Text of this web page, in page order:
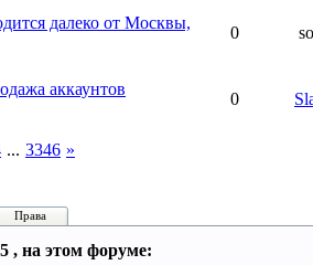
далеко от Москвы,
0
аккаунтов
0
... 3346 »
Права
, на этом форуме: